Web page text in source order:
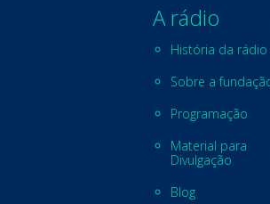
A rádio
História da rádio
Sobre a
Programação
Material para
Divulgação
Blog